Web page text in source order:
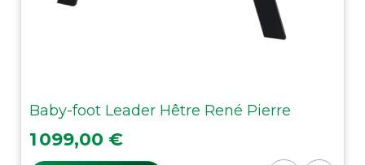
Baby-foot Leader Hêtre René Pierre
Prix
1 099,00 €